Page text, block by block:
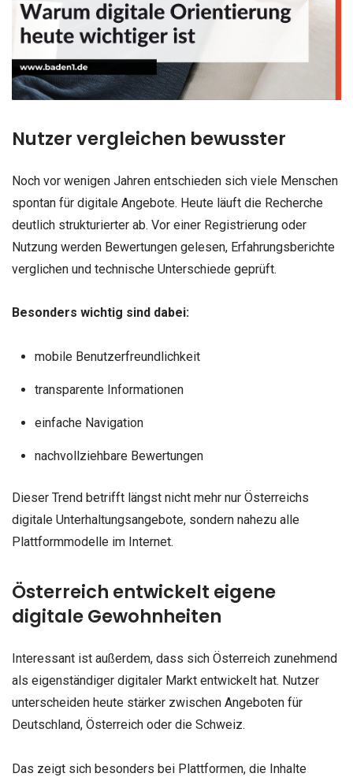
Nutzer vergleichen bewusster
Noch vor wenigen Jahren entschieden sich viele Menschen
spontan für digitale Angebote. Heute läuft die Recherche
deutlich strukturierter ab. Vor einer Registrierung oder
Nutzung werden Bewertungen gelesen, Erfahrungsberichte
verglichen und technische Unterschiede geprüft.
Besonders wichtig sind dabei:
mobile Benutzerfreundlichkeit
transparente Informationen
einfache Navigation
nachvollziehbare Bewertungen
Dieser Trend betrifft längst nicht mehr nur Österreichs
digitale Unterhaltungsangebote, sondern nahezu alle
Plattformmodelle im Internet.
Österreich entwickelt eigene
digitale Gewohnheiten
Interessant ist außerdem, dass sich Österreich zunehmend
als eigenständiger digitaler Markt entwickelt hat. Nutzer
unterscheiden heute stärker zwischen Angeboten für
Deutschland, Österreich oder die Schweiz.
Das zeigt sich besonders bei Plattformen, die Inhalte